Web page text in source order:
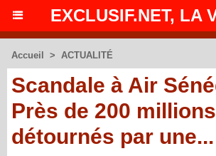
EXCLUSIF.NET, LA
Accueil > ACTUALITÉ
Scandale à Air
Près de 200
détournés par une...